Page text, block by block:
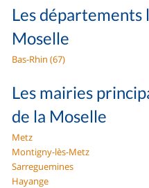
Les départements
Moselle
Bas-Rhin (67)
Les mairies
de la Moselle
Metz
Montigny-lès-Metz
Sarreguemines
Hayange